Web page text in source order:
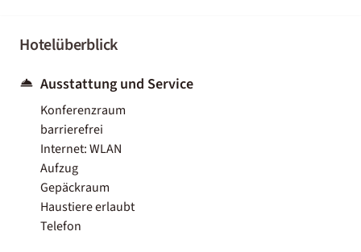
Hotelüberblick
Ausstattung und Service
Konferenzraum
barrierefrei
Internet: WLAN
Aufzug
Gepäckraum
Haustiere erlaubt
Telefon